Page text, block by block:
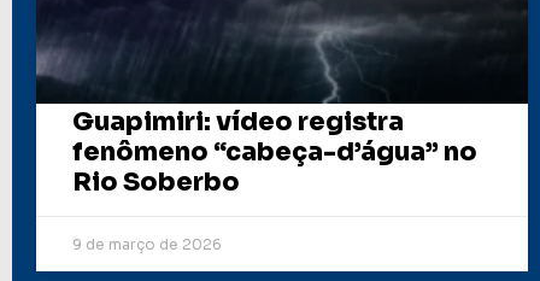
Guapimiri: vídeo registra
fenômeno “cabeça-d’água” no
Rio Soberbo
9 de março de 2026